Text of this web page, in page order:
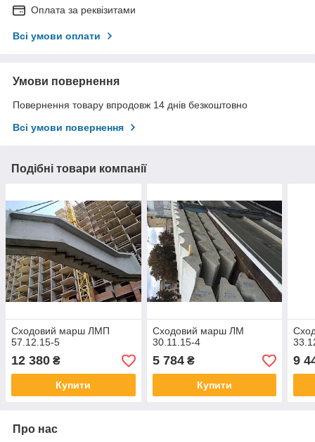
Оплата за реквізитами
Всі умови оплати
Умови повернення
Повернення товару впродовж 14 днів безкоштовно
Всі умови повернення
Подібні товари компанії
Сходовий марш ЛМП
57.12.15-5
12 380 ₴
Купити
Сходовий марш ЛМ
30.11.15-4
5 784₴
Купити
9
Про нас